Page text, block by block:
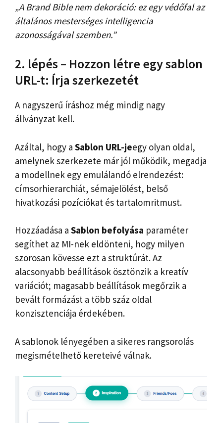
„A Brand Bible nem dekoráció: ez egy védőfal az
általános mesterséges intelligencia
azonosságával szemben.”
2. lépés – Hozzon létre egy sablon
URL-t: Írja szerkezetét
A nagyszerű íráshoz még mindig nagy
állványzat kell.
Azáltal, hogy a Sablon URL-jeegy olyan oldal,
amelynek szerkezete már jól működik, megadja
a modellnek egy emulálandó elrendezést:
címsorhierarchiát, sémajelölést, belső
hivatkozási pozíciókat és tartalomritmust.
Hozzáadása a Sablon befolyása paraméter
segíthet az MI-nek eldönteni, hogy milyen
szorosan kövesse ezt a struktúrát. Az
alacsonyabb beállítások ösztönzik a kreatív
variációt; magasabb beállítások megőrzik a
bevált formázást a több száz oldal
konzisztenciája érdekében.
A sablonok lényegében a sikeres rangsorolás
megismételhető kereteivé válnak.